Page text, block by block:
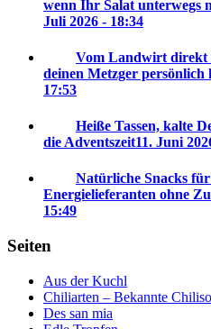
wenn Ihr Salat unterwegs
Juli 2026 - 18:34
Vom Landwirt direkt
deinen Metzger persönlich
17:53
Heiße Tassen, kalte
die Adventszeit11. Juni
Natürliche Snacks
Energielieferanten ohne
15:49
Seiten
Aus der Kuchl
Chiliarten – Bekannte
Des san mia